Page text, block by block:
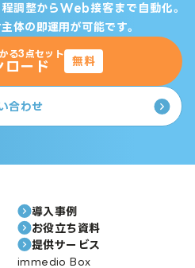
調整からWeb接客まで自動化。
体の即運用が可能です。
る3点セット
ロード 無料
合わせ
導入事例
お役立ち資料
提供サービス
immedio Box